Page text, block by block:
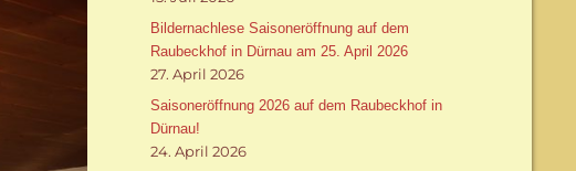
Bildernachlese Saisoneröffnung auf dem
Raubeckhof in Dürnau am 25. April 2026
27. April 2026
Saisoneröffnung 2026 auf dem Raubeckhof in
Dürnau!
24. April 2026